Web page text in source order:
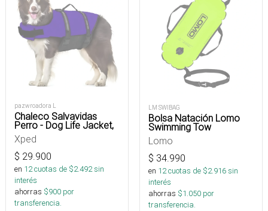
pazwroadora L
Chaleco Salvavidas
Perro - Dog Life Jacket,
Xped
$ 29.900
en 12cuotas de $2.492sin
interés
ahorras $900 por
transferencia.
LM SWIBAG
Bolsa Natación Lomo
Swimming Tow
Lomo
$ 34.990
en 12cuotas de $2.916sin
interés
ahorras $1.050 por
transferencia.